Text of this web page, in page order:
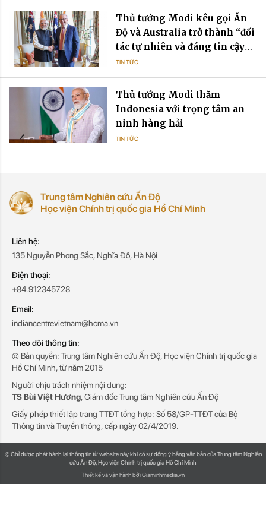
Thủ tướng Modi kêu gọi Ấn
Độ và Australia trở thành “đối
tác tự nhiên và đáng tin cậy”
trong bối cảnh bất ổn toàn cầu
TIN TỨC
Thủ tướng Modi thăm
Indonesia với trọng tâm an
ninh hàng hải
TIN TỨC
Trung tâm Nghiên cứu Ấn Độ
Học viện Chính trị quốc gia Hồ Chí Minh
Liên hệ:
135 Nguyễn Phong Sắc, Nghĩa Đô, Hà Nội
Điện thoại:
+84.912345728
Email:
indiancentrevietnam@hcma.vn
Theo dõi thông tin:
© Bản quyền: Trung tâm Nghiên cứu Ấn Độ, Học viện Chính trị quốc gia
Hồ Chí Minh, từ năm 2015
Người chịu trách nhiệm nội dung:
TS Bùi Việt Hương, Giám đốc Trung tâm Nghiên cứu Ấn Độ
Giấy phép thiết lập trang TTĐT tổng hợp: Số 58/GP-TTĐT của Bộ
Thông tin và Truyền thông, cấp ngày 02/4/2019.
© Chỉ được phát hành lại thông tin từ website này khi có sự đồng ý bằng văn bản của Trung tâm Nghiên
cứu Ấn Độ, Học viện Chính trị quốc gia Hồ Chí Minh
Thiết kế và vận hành bởi Giaminhmedia.vn